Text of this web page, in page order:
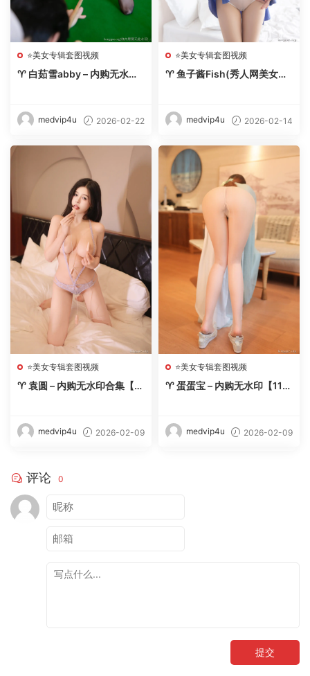
⭐美女专辑套图视频
♈ 白茹雪abby – 内购无水印
medvip4u 2026-02-22
⭐美女专辑套图视频
♈ 鱼子酱Fish(秀人网美女写
medvip4u 2026-02-14
⭐美女专辑套图视频
♈ 袁圆 – 内购无水印合集【11
medvip4u 2026-02-09
⭐美女专辑套图视频
♈ 蛋蛋宝 – 内购无水印【11
medvip4u 2026-02-09
评论 0
提交